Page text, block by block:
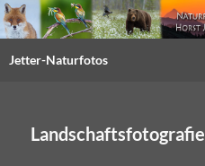
Jetter-Naturfotos
Landschaftsfotografie